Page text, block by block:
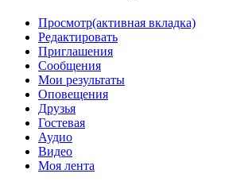
Просмотр(активная вкладка)
Редактировать
Приглашения
Сообщения
Мои результаты
Оповещения
Друзья
Гостевая
Аудио
Видео
Моя лента